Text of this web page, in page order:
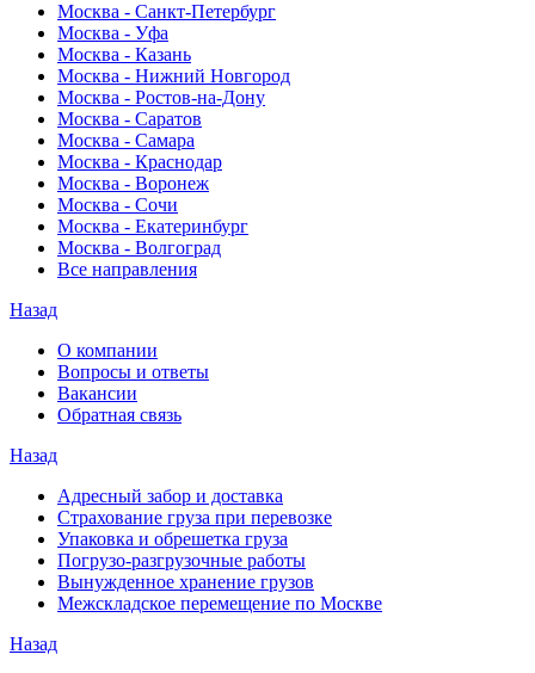
Москва - Санкт-Петербург
Москва - Уфа
Москва - Казань
Москва - Нижний Новгород
Москва - Ростов-на-Дону
Москва - Саратов
Москва - Самара
Москва - Краснодар
Москва - Воронеж
Москва - Сочи
Москва - Екатеринбург
Москва - Волгоград
Все направления
Назад
О компании
Вопросы и ответы
Вакансии
Обратная связь
Назад
Адресный забор и доставка
Страхование груза при перевозке
Упаковка и обрешетка груза
Погрузо-разгрузочные работы
Вынужденное хранение грузов
Межскладское перемещение по Москве
Назад